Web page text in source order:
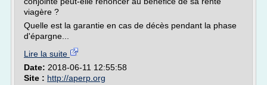
viagère ?
Quelle est la garantie en cas de décès pendant la phase
d'épargne...
Lire la suite
Date: 2018-06-11 12:55:58
Site : http://aperp.org